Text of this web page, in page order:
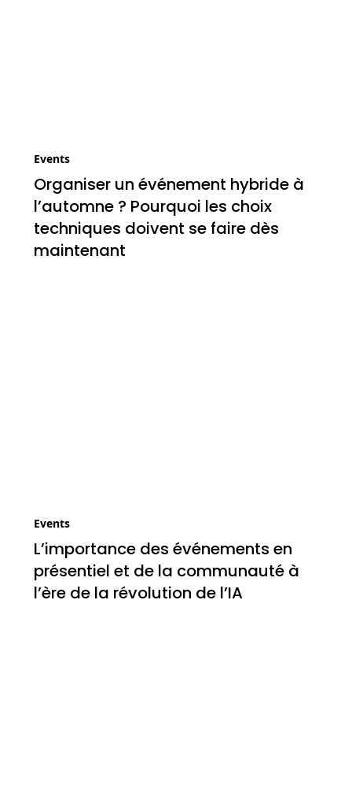
Events
Organiser un événement hybride à
l’automne ? Pourquoi les choix
techniques doivent se faire dès
maintenant
Events
L’importance des événements en
présentiel et de la communauté à
l’ère de la révolution de l’IA